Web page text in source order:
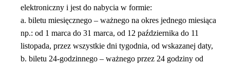
elektroniczny i jest do nabycia w formie:
a. biletu miesięcznego – ważnego na okres jednego miesiąca
np.: od 1 marca do 31 marca, od 12 października do 11
listopada, przez wszystkie dni tygodnia, od wskazanej daty,
b. biletu 24-godzinnego – ważnego przez 24 godziny od